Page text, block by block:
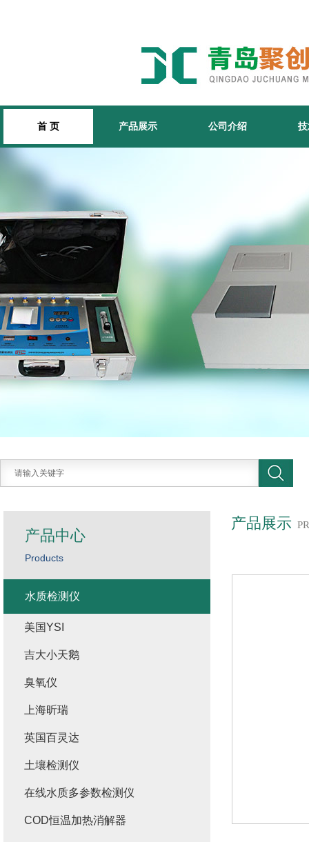
首 页 产品展示 公司介绍
产品展示
产品中心
Products
水质检测仪
美国YSI
吉大小天鹅
臭氧仪
上海昕瑞
英国百灵达
土壤检测仪
在线水质多参数检测仪
COD恒温加热消解器